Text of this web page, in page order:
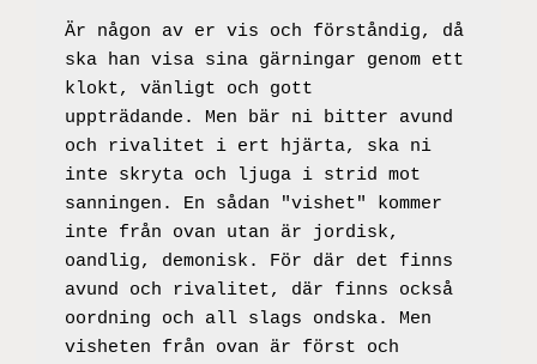
Är någon av er vis och förståndig, då
ska han visa sina gärningar genom ett
klokt, vänligt och gott
uppträdande. Men bär ni bitter avund
och rivalitet i ert hjärta, ska ni
inte skryta och ljuga i strid mot
sanningen. En sådan "vishet" kommer
inte från ovan utan är jordisk,
oandlig, demonisk. För där det finns
avund och rivalitet, där finns också
oordning och all slags ondska. Men
visheten från ovan är först och